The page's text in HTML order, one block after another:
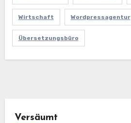
Wirtschaft Wordpressagentur
Übersetzungsbüro
Versäumt